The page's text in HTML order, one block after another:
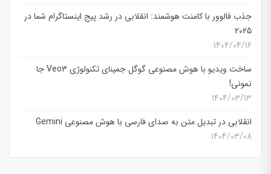
جذب فالوور با کامنت هوشمند: انقلابی در رشد پیج اینستاگرام شما در
2025
1404/04/16
ساخت ویدیو با هوش مصنوعی گوگل جمینای تکنولوژی Veo3 جا
نمونی!
1404/03/13
انقلابی در تبدیل متن به صدای فارسی با هوش مصنوعی Gemini
1404/03/08